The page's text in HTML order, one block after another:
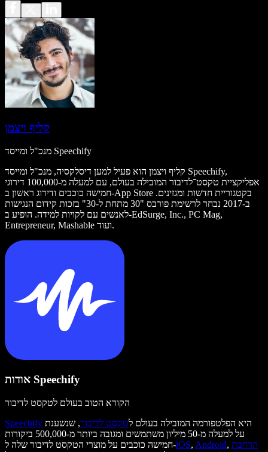
קליף ויצמן
מנכ"ל ומייסד Speechify
קליף ויצמן הוא פעיל למען דיסלקסיה, מנכ"ל ומייסד Speechify,
אפליקציית טקסט־לדיבור המובילה בעולם, עם למעלה מ-100,000 דירוגי
חמישה כוכבים ודירוג ראשון ב-App Store בקטגוריית חדשות ומגזינים.
ב-2017 נבחר לרשימת פורבס "30 מתחת ל-30" בזכות קידום הנגישות
לאנשים עם לקויות למידה. הופיע ב-EdSurge, Inc., PC Mag,
Entrepreneur, Mashable ועוד.
אודות Speechify
הקורא הטוב בעולם לטקסט לדיבור
Speechify
היא הפלטפורמה המובילה בעולם לטקסט לדיבור, שנשענת
על למעלה מ-50 מיליון משתמשים ומגובה ביותר מ-500,000 ביקורות
חמישה כוכבים על מוצרי הטקסט לדיבור שלה ל-iOS, Android, הרחבת